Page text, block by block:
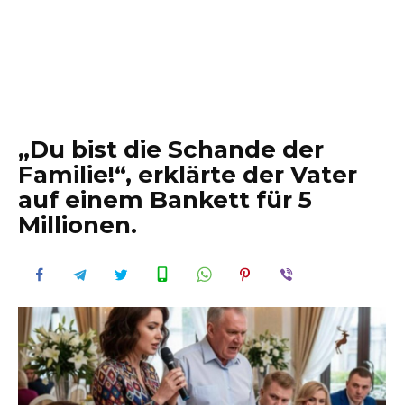
„Du bist die Schande der
Familie!“, erklärte der Vater
auf einem Bankett für 5
Millionen.